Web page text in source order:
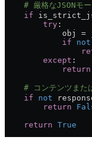
# 厳格なJSONモー
    if
        try
:
obj =
            if
not
        except
:
            return
# コンテンツま
    if
not
        return
    return
True